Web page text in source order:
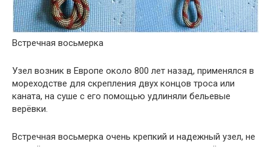
Встречная восьмерка
Узел возник в Европе около 800 лет назад, применялся в
мореходстве для скрепления двух концов троса или
каната, на суше с его помощью удлиняли бельевые
верёвки.
Встречная восьмерка очень крепкий и надежный узел, не